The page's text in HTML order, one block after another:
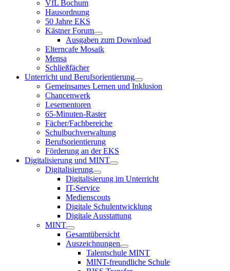
VfL Bochum
Hausordnung
50 Jahre EKS
Kästner Forum
Ausgaben zum Download
Elterncafe Mosaik
Mensa
Schließfächer
Unterricht und Berufsorientierung
Gemeinsames Lernen und Inklusion
Chancenwerk
Lesementoren
65-Minuten-Raster
Fächer/Fachbereiche
Schulbuchverwaltung
Berufsorientierung
Förderung an der EKS
Digitalisierung und MINT
Digitalisierung
Digitalisierung im Unterricht
IT-Service
Medienscouts
Digitale Schulentwicklung
Digitale Ausstattung
MINT
Gesamtübersicht
Auszeichnungen
Talentschule MINT
MINT-freundliche Schule